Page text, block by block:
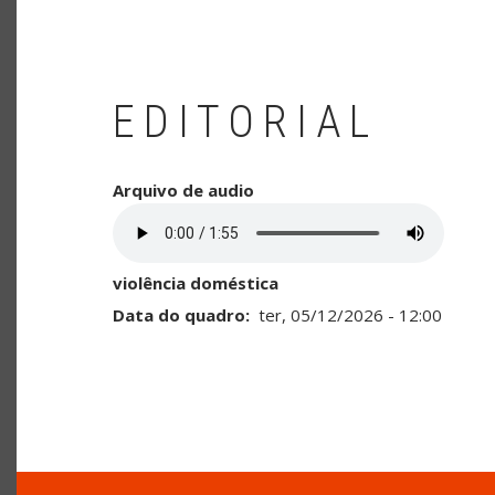
EDITORIAL
Arquivo de audio
violência doméstica
Data do quadro
ter, 05/12/2026 - 12:00